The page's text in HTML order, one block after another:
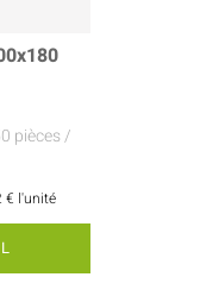
pièces /
€ l'unité